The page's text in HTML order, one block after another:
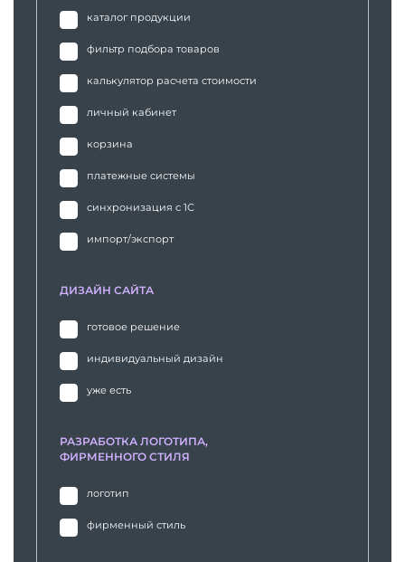
каталог продукции
фильтр подбора товаров
калькулятор расчета стоимости
личный кабинет
корзина
платежные системы
синхронизация с 1С
импорт/экспорт
ДИЗАЙН САЙТА
готовое решение
индивидуальный дизайн
уже есть
РАЗРАБОТКА ЛОГОТИПА,
ФИРМЕННОГО СТИЛЯ
логотип
фирменный стиль